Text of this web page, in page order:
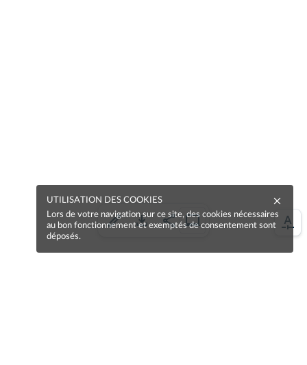
UTILISATION DES COOKIES
Lors de votre navigation sur ce site, des cookies nécessaires
au bon fonctionnement et exemptés de consentement sont
déposés.